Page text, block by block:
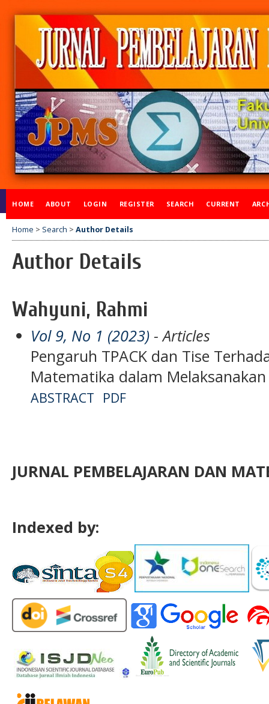
HOME ABOUT LOGIN REGISTER SEARCH CURRENT
Home > Search > Author Details
Author Details
Wahyuni, Rahmi
Vol 9, No 1 (2023) - Articles
Pengaruh TPACK dan Tise
Matematika dalam Melaksanakan
ABSTRACT PDF
JURNAL PEMBELAJARAN DAN
Indexed by: